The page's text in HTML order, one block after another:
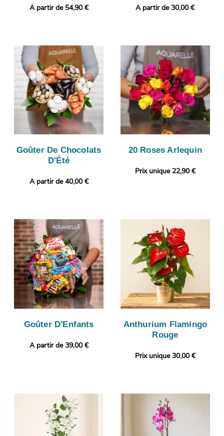
A partir de 54,90 € A partir de 30,00 €
Goûter De Chocolats
D'Été
A partir de 40,00 €
20 Roses Arlequin
Prix unique 22,90 €
Goûter D'Enfants
A partir de 39,00 €
Anthurium Flamingo
Rouge
Prix unique 30,00 €